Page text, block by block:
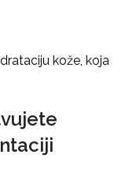
kože, koja